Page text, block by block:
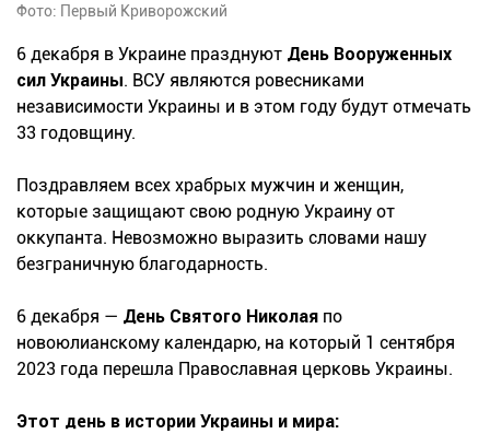
Фото: Первый Криворожский
6 декабря в Украине празднуют День Вооруженных
сил Украины. ВСУ являются ровесниками
независимости Украины и в этом году будут отмечать
33 годовщину.
Поздравляем всех храбрых мужчин и женщин,
которые защищают свою родную Украину от
оккупанта. Невозможно выразить словами нашу
безграничную благодарность.
6 декабря — День Святого Николая по
новоюлианскому календарю, на который 1 сентября
2023 года перешла Православная церковь Украины.
Этот день в истории Украины и мира: